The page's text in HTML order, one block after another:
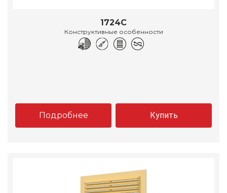
1724С
Конструктивные особенности
Подробнее Купить